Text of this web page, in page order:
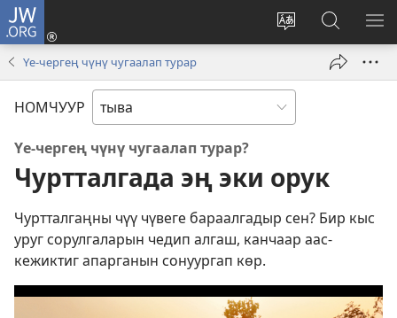
JW.ORG
Change
language
Кирер
(opens
JW.ORG-
ка
Үе-чергең чүнү чугаалап турар
НОМЧУУР
Үе-чергең чүнү чугаалап турар?
Чуртталгада эң эки орук
Чуртталгаңны чүү чүвеге бараалгадыр сен? Бир кыс
уруг сорулгаларын чедип алгаш, канчаар аас-
кежиктиг апарганын сонуургап көр.